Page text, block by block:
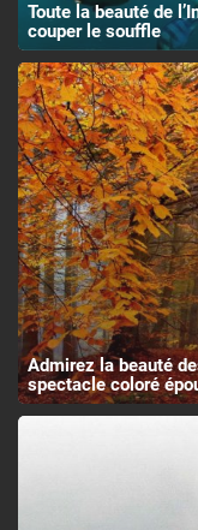
Toute la beauté de
couper le souffle
Admirez la beauté
spectacle coloré